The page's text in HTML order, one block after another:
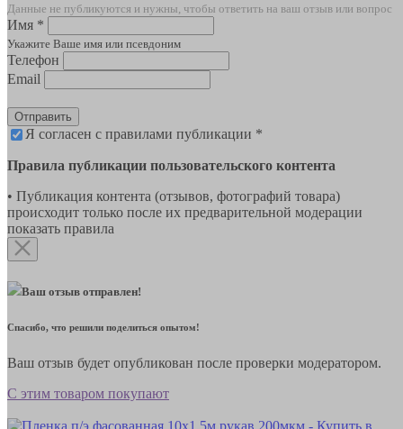
Данные не публикуются и нужны, чтобы ответить на ваш отзыв или вопрос
Имя *
Укажите Ваше имя или псевдоним
Телефон
Email
Отправить
Я согласен с правилами публикации *
Правила публикации пользовательского контента
• Публикация контента (отзывов, фотографий товара)
происходит только после их предварительной модерации
показать правила
Ваш отзыв отправлен!
Спасибо, что решили поделиться опытом!
Ваш отзыв будет опубликован после проверки модератором.
С этим товаром покупают